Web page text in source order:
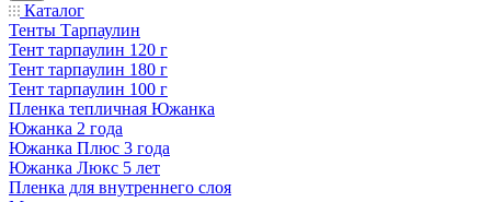
Каталог
Тенты Тарпаулин
Тент тарпаулин 120 г
Тент тарпаулин 180 г
Тент тарпаулин 100 г
Пленка тепличная Южанка
Южанка 2 года
Южанка Плюс 3 года
Южанка Люкс 5 лет
Пленка для внутреннего слоя